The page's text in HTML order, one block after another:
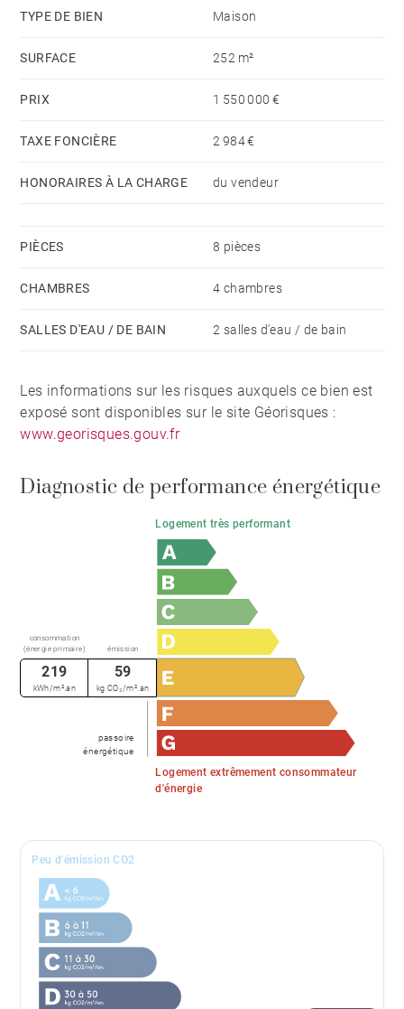
bien est exposé sont disponibles sur le site
TYPE DE BIEN Maison
SURFACE 252 m²
PRIX 1 550 000 €
TAXE FONCIÈRE 2 984 €
HONORAIRES À LA CHARGE du vendeur
PIÈCES 8 pièces
CHAMBRES 4 chambres
SALLES D'EAU / DE BAIN 2 salles d'eau / de bain
Les informations sur les risques auxquels ce bien est
exposé sont disponibles sur le site Géorisques :
www.georisques.gouv.fr
Diagnostic de performance énergétique
Logement très performant
Logement extrêmement consommateur
d'énergie
passoire
énergétique
consommation
(énergie primaire)
émission
219
kWh/m².an
59
kg CO₂/m².an
Peu d'émission CO2